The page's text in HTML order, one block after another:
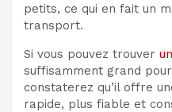
petits, ce qui en fait un
transport.
Si vous pouvez trouver
suffisamment grand
constaterez qu’il offre
rapide, plus fiable et